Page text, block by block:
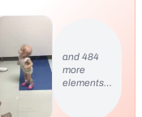
and 484
more
elements…